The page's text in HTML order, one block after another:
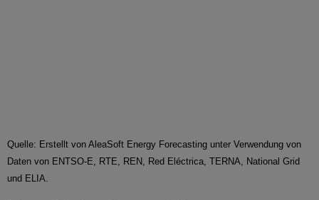
Quelle: Erstellt von AleaSoft Energy Forecasting unter Verwendung von
Daten von ENTSO-E, RTE, REN, Red Eléctrica, TERNA, National Grid
und ELIA.